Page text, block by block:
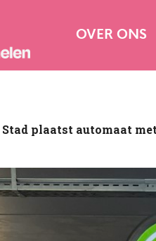
OVER ONS
Stad plaatst automaat